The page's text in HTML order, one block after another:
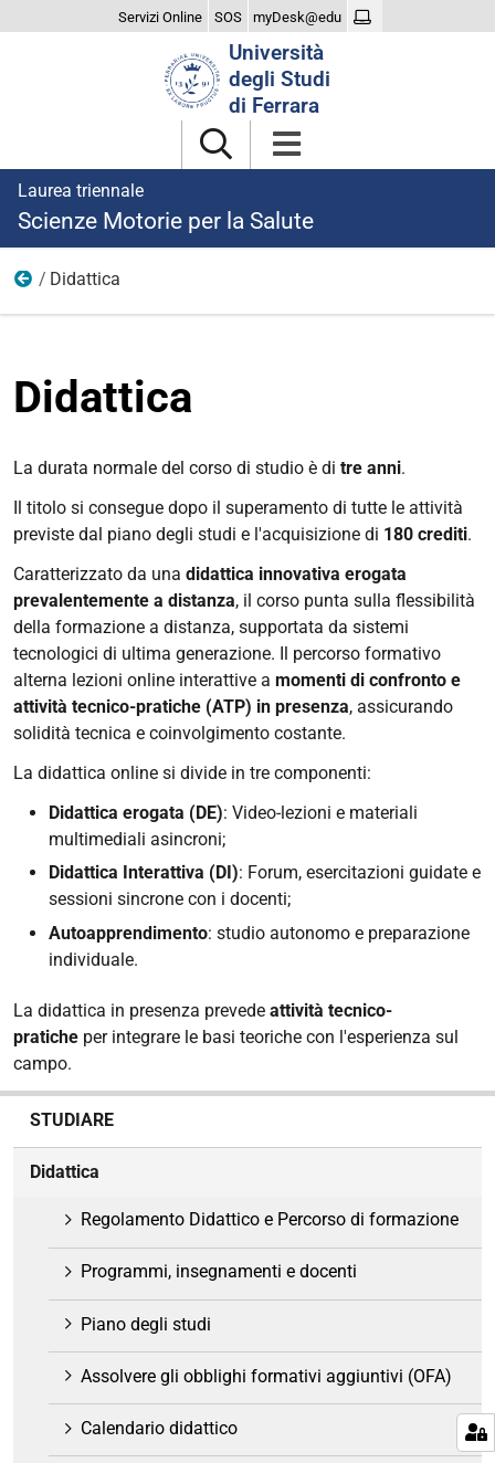
Servizi Online SOS myDesk@edu
Università
degli Studi
di Ferrara
Laurea triennale
Scienze Motorie per la Salute
Studiare
Didattica
Didattica
La durata normale del corso di studio è di tre anni.
Il titolo si consegue dopo il superamento di tutte le attività
previste dal piano degli studi e l'acquisizione di 180 crediti.
Caratterizzato da una didattica innovativa erogata
prevalentemente a distanza, il corso punta sulla flessibilità
della formazione a distanza, supportata da sistemi
tecnologici di ultima generazione. Il percorso formativo
alterna lezioni online interattive a momenti di confronto e
attività tecnico-pratiche (ATP) in presenza, assicurando
solidità tecnica e coinvolgimento costante.
La didattica online si divide in tre componenti:
Didattica erogata (DE): Video-lezioni e materiali
multimediali asincroni;
Didattica Interattiva (DI): Forum, esercitazioni guidate e
sessioni sincrone con i docenti;
Autoapprendimento: studio autonomo e preparazione
individuale.
La didattica in presenza prevede attività tecnico-
pratiche per integrare le basi teoriche con l'esperienza sul
campo.
STUDIARE
Didattica
Regolamento Didattico e Percorso di formazione
Programmi, insegnamenti e docenti
Piano degli studi
Assolvere gli obblighi formativi aggiuntivi (OFA)
Calendario didattico